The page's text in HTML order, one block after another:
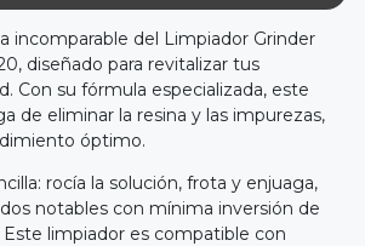
incomparable del Limpiador Grinder
diseñado para revitalizar tus
Con su fórmula especializada, este
de eliminar la resina y las impurezas,
óptimo.
rocía la solución, frota y enjuaga,
notables con mínima inversión de
limpiador es compatible con